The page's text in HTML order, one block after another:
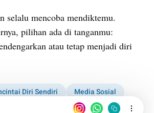
selalu mencoba mendiktemu.
pilihan ada di tanganmu:
atau tetap menjadi diri
Diri Sendiri
Media Sosial